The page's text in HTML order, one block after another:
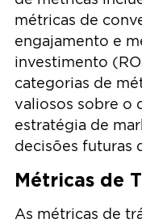
métricas de
engajamento e
investimento
categorias de
valiosos sobre o
estratégia de
decisões futuras
Métricas de
As métricas de